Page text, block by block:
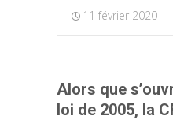
11 février 2020
Alors que
loi de 2005, la